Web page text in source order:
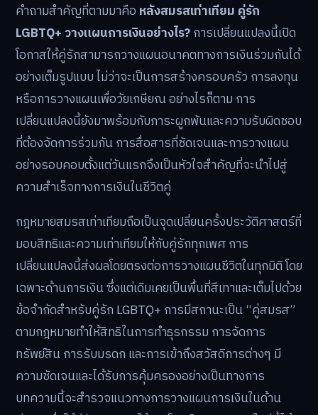
คำถามสำคัญที่ตามมาคือ หลังสมรสเท่าเทียม คู่รัก
LGBTQ+ วางแผนการเงินอย่างไร?การเปลี่ยนแปลงนี้เปิด
โอกาสให้คู่รักสามารถวางแผนอนาคตทางการเงินร่วมกันได้
อย่างเต็มรูปแบบ ไม่ว่าจะเป็นการสร้างครอบครัว การลงทุน
หรือการวางแผนเพื่อวัยเกษียณ อย่างไรก็ตาม การ
เปลี่ยนแปลงนี้ยังมาพร้อมกับภาระผูกพันและความรับผิดชอบ
ที่ต้องจัดการร่วมกัน การสื่อสารที่ชัดเจนและการวางแผน
อย่างรอบคอบตั้งแต่วันแรกจึงเป็นหัวใจสำคัญที่จะนำไปสู่
ความสำเร็จทางการเงินในชีวิตคู่
กฎหมายสมรสเท่าเทียมถือเป็นจุดเปลี่ยนครั้งประวัติศาสตร์ที่
มอบสิทธิและความเท่าเทียมให้กับคู่รักทุกเพศ การ
เปลี่ยนแปลงนี้ส่งผลโดยตรงต่อการวางแผนชีวิตในทุกมิติ โดย
เฉพาะด้านการเงิน ซึ่งแต่เดิมเคยเป็นพื้นที่สีเทาและเต็มไปด้วย
ข้อจำกัดสำหรับคู่รัก LGBTQ+ การมีสถานะเป็น “คู่สมรส”
ตามกฎหมายทำให้สิทธิในการทำธุรกรรม การจัดการ
ทรัพย์สิน การรับมรดก และการเข้าถึงสวัสดิการต่างๆ มี
ความชัดเจนและได้รับการคุ้มครองอย่างเป็นทางการ
บทความนี้จะสำรวจแนวทางการวางแผนการเงินในด้าน